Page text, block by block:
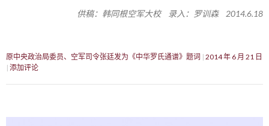
供稿：韩同根空军大校 录入：罗训森 2014.6.18
原中央政治局委员、空军司令张廷发为《中华罗氏通谱》题词 2014 年 6 月 21 日
添加评论